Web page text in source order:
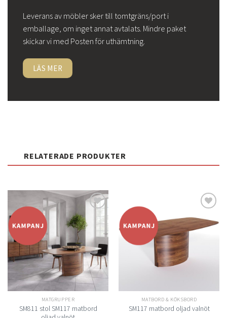
Leverans av möbler sker till tomtgräns/port i
emballage, om inget annat avtalats. Mindre paket
skickar vi med Posten för uthämtning.
LÄS MER
RELATERADE PRODUKTER
Lägg
önskelistan
MATGRUPPER
SM811 stol SM117 matbord
Lägg
önskelistan
MATBORD & KÖKSBORD
SM117 matbord oljad valnöt